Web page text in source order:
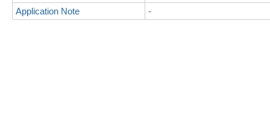
Application Note
-